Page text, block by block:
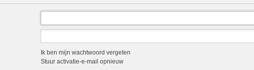
Ik ben mijn wachtwoord vergeten
Stuur activatie-e-mail opnieuw